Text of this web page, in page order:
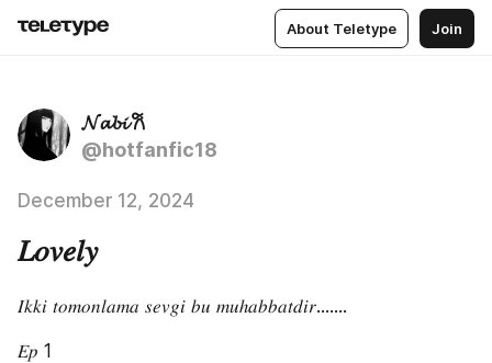
About Teletype Join
𝓝𝓪𝓫𝓲 𐙚
@hotfanfic18
December 12, 2024
𝐿𝑜𝑣𝑒𝑙𝑦
𝐼𝑘𝑘𝑖 𝑡𝑜𝑚𝑜𝑛𝑙𝑎𝑚𝑎 𝑠𝑒𝑣𝑔𝑖 𝑏𝑢 𝑚𝑢ℎ𝑎𝑏𝑏𝑎𝑡𝑑𝑖𝑟.......
𝐸𝑝 1